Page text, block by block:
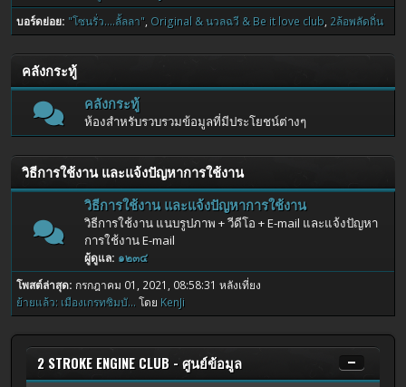
บอร์ดย่อย "โซนรั่ว....ลั้ลลา" Original & นวลฉวี & Be it love club 2ล้อพลัดถิ่น
คลังกระทู้
คลังกระทู้
ห้องสำหรับรวบรวมข้อมูลที่มีประโยชน์ต่างๆ
วิธีการใช้งาน และแจ้งปัญหาการใช้งาน
วิธีการใช้งาน และแจ้งปัญหาการใช้งาน
วิธีการใช้งาน แนบรูปภาพ + วีดีโอ + E-mail และแจ้งปัญหา
การใช้งาน E-mail
ผู้ดูแล: ๑๒๓๔
โพสต์ล่าสุด: กรกฎาคม 01, 2021, 08:58:31 หลังเที่ยง
ย้ายแล้ว: เมืองเกรทซิมบั... โดย KenJi
2 STROKE ENGINE CLUB - ศูนย์ข้อมูล